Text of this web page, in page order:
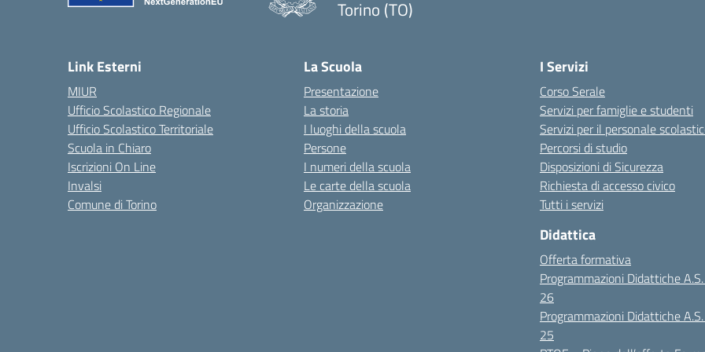
Torino (TO)
Link Esterni
MIUR
Ufficio Scolastico Regionale
Ufficio Scolastico Territoriale
Scuola in Chiaro
Iscrizioni On Line
Invalsi
Comune di Torino
La Scuola
Presentazione
La storia
I luoghi della scuola
Persone
I numeri della scuola
Le carte della scuola
Organizzazione
I Servizi
Corso Serale
Servizi per famiglie e studenti
Servizi per il personale
Percorsi di studio
Disposizioni di Sicurezza
Richiesta di accesso civico
Tutti i servizi
Didattica
Offerta formativa
Programmazioni Didattiche
26
Programmazioni Didattiche
25